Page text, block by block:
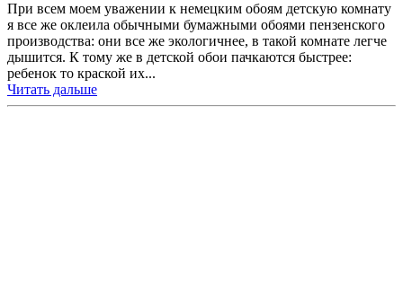
При всем моем уважении к немецким обоям детскую комнату
я все же оклеила обычными бумажными обоями пензенского
производства: они все же экологичнее, в такой комнате легче
дышится. К тому же в детской обои пачкаются быстрее:
ребенок то краской их...
Читать дальше